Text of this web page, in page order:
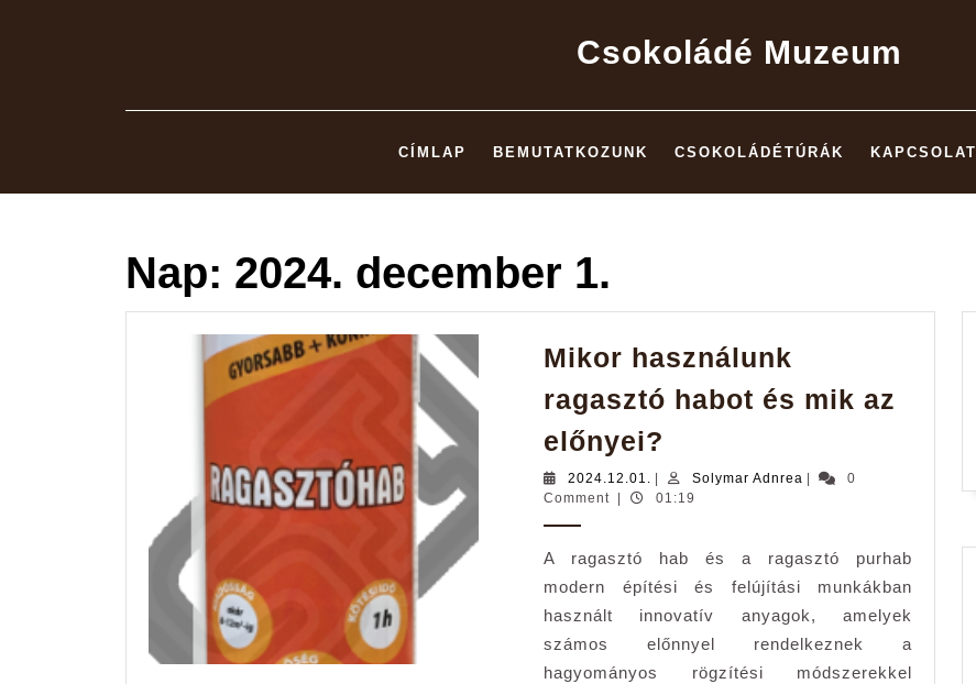
Csokoládé Muzeum
CÍMLAP BEMUTATKOZUNK CSOKOLÁDÉTÚRÁK KAPCSOLAT
Nap: 2024. december 1.
Mikor használunk
ragasztó habot és mik az
előnyei?
használunk
ragasztó
és
mik
az
előnyei?
2024.12.01. 2024.12.01.
Solymar Adnrea Solymar
0
Comment
01:19
A ragasztó hab és a ragasztó purhab
modern építési és felújítási munkákban
használt innovatív anyagok, amelyek
számos előnnyel rendelkeznek a
hagyományos rögzítési módszerekkel